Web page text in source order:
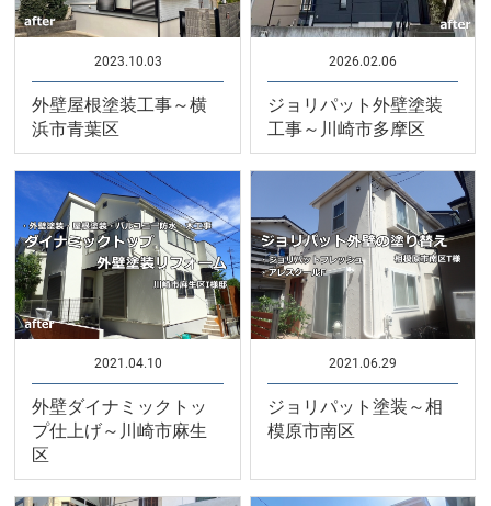
2023.10.03
外壁屋根塗装工事～横
浜市青葉区
2026.02.06
ジョリパット外壁塗装
工事～川崎市多摩区
2021.04.10
外壁ダイナミックトッ
プ仕上げ～川崎市麻生
区
2021.06.29
ジョリパット塗装～相
模原市南区